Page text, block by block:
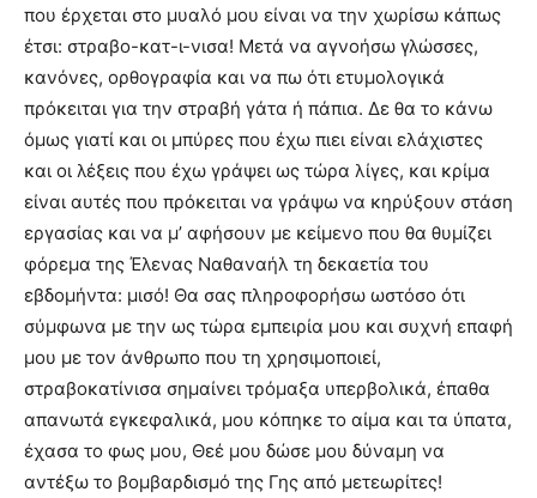
που έρχεται στο μυαλό μου είναι να την χωρίσω κάπως
έτσι: στραβo-κατ-ι-νισα! Μετά να αγνοήσω γλώσσες,
κανόνες, ορθογραφία και να πω ότι ετυμολογικά
πρόκειται για την στραβή γάτα ή πάπια. Δε θα το κάνω
όμως γιατί και οι μπύρες που έχω πιει είναι ελάχιστες
και οι λέξεις που έχω γράψει ως τώρα λίγες, και κρίμα
είναι αυτές που πρόκειται να γράψω να κηρύξουν στάση
εργασίας και να μ’ αφήσουν με κείμενο που θα θυμίζει
φόρεμα της Έλενας Ναθαναήλ τη δεκαετία του
εβδομήντα: μισό! Θα σας πληροφορήσω ωστόσο ότι
σύμφωνα με την ως τώρα εμπειρία μου και συχνή επαφή
μου με τον άνθρωπο που τη χρησιμοποιεί,
στραβοκατίνισα σημαίνει τρόμαξα υπερβολικά, έπαθα
απανωτά εγκεφαλικά, μου κόπηκε το αίμα και τα ύπατα,
έχασα το φως μου, Θεέ μου δώσε μου δύναμη να
αντέξω το βομβαρδισμό της Γης από μετεωρίτες!